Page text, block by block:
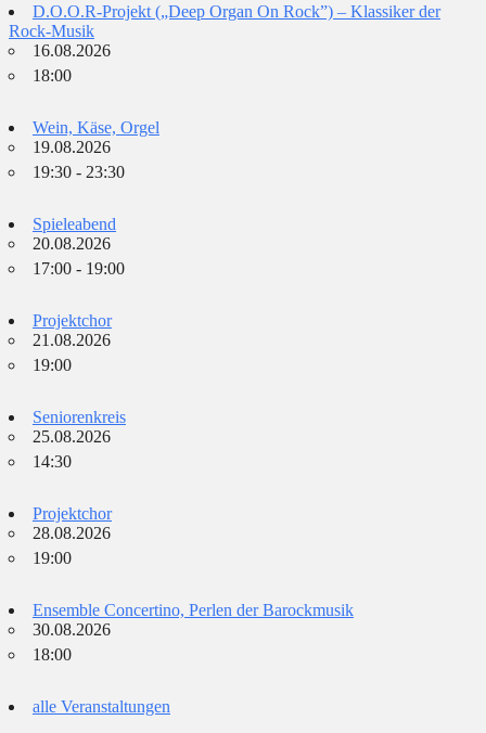
D.O.O.R-Projekt („Deep Organ On Rock”) – Klassiker der
Rock-Musik
16.08.2026
18:00
Wein, Käse, Orgel
19.08.2026
19:30 - 23:30
Spieleabend
20.08.2026
17:00 - 19:00
Projektchor
21.08.2026
19:00
Seniorenkreis
25.08.2026
14:30
Projektchor
28.08.2026
19:00
Ensemble Concertino, Perlen der Barockmusik
30.08.2026
18:00
alle Veranstaltungen